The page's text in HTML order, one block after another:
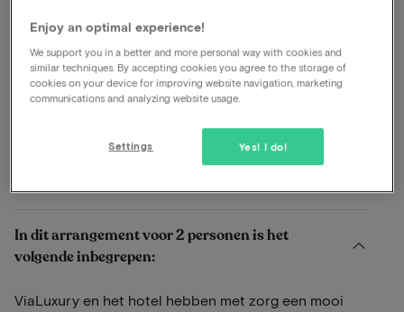
Lees meer
Inclusief ontbijt
Inclusief diner
In dit arrangement voor 2 personen is het
volgende inbegrepen:
ViaLuxury en het hotel hebben met zorg een mooi
Enjoy an optimal experience!
We support you in a better and more personal way with cookies and
similar techniques. By accepting cookies you agree to the storage of
cookies on your device for improving website navigation, marketing
communications and analyzing website usage.
Yes! I do!
Settings